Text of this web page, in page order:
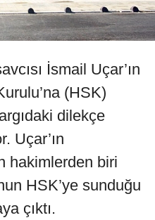
İsmail Uçar’ın
(HSK)
dilekçe
Uçar’ın
hakimlerden biri
HSK’ye sunduğu
çıktı.